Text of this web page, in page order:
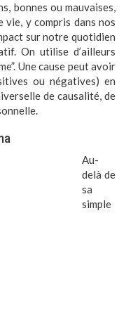
bonnes ou mauvaises,
vie, y compris dans nos
sur notre quotidien
On utilise d’ailleurs
Une cause peut avoir
ou négatives) en
de causalité, de
Au-
delà de
sa
simple